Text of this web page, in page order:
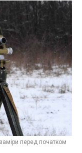
перед початком